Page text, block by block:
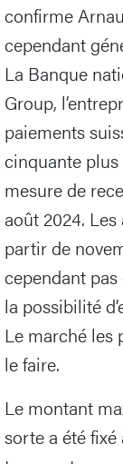
confirme
cependant
La Banque
Group,
paiements
cinquante
mesure de
août 2024.
partir de
cependant
la possibilité
Le marché les
le faire.
Le montant
sorte a été